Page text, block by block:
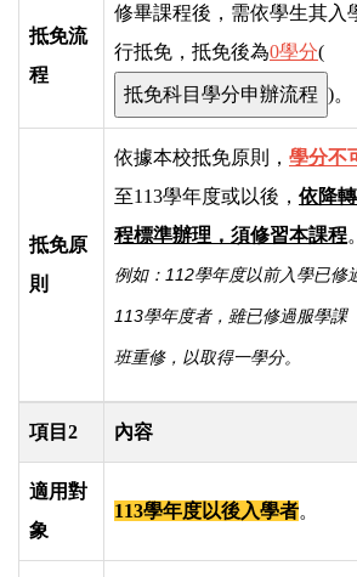
抵免流
程
修畢課程後，需依學生其入
行抵免，抵免後為0學分(
)。
抵免原
則
依據本校抵免原則， 學分不
至113學年度或以後， 依降
程標準辦理，須修習本課程。
例如：112學年度以前入學已修
113學年度者，雖已修過服學課
班重修，以取得一學分。
項目2 內容
適用對
象
113學年度以後入學者。